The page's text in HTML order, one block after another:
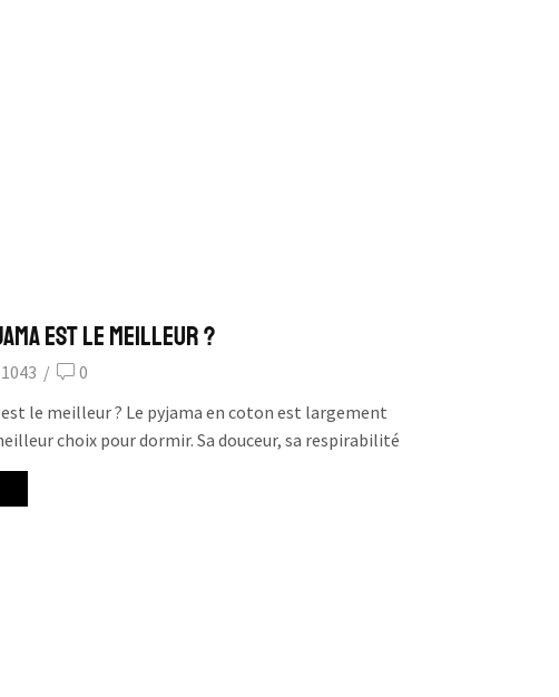
est le meilleur ?
1043 /
0
le meilleur ? Le pyjama en coton est largement
choix pour dormir. Sa douceur, sa respirabilité